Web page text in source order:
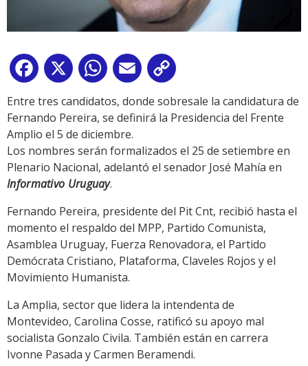
Facebook
X WhatsApp
Email
Link
Entre tres candidatos, donde sobresale la candidatura de
Fernando Pereira, se definirá la Presidencia del Frente
Amplio el 5 de diciembre.
Los nombres serán formalizados el 25 de setiembre en
Plenario Nacional, adelantó el senador José Mahía en
Informativo Uruguay.
Fernando Pereira, presidente del Pit Cnt, recibió hasta el
momento el respaldo del MPP, Partido Comunista,
Asamblea Uruguay, Fuerza Renovadora, el Partido
Demócrata Cristiano, Plataforma, Claveles Rojos y el
Movimiento Humanista.
La Amplia, sector que lidera la intendenta de
Montevideo, Carolina Cosse, ratificó su apoyo mal
socialista Gonzalo Civila. También están en carrera
Ivonne Pasada y Carmen Beramendi.